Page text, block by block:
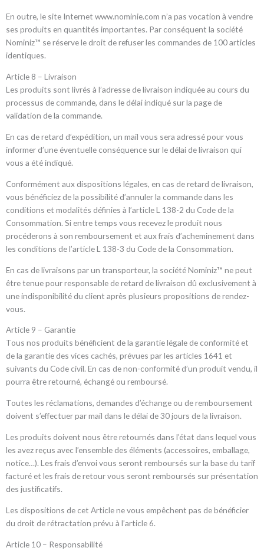
En outre, le site Internet www.nominie.com n’a pas vocation à vendre
ses produits en quantités importantes. Par conséquent la société
Nominiz™ se réserve le droit de refuser les commandes de 100 articles
identiques.
Article 8 – Livraison
Les produits sont livrés à l’adresse de livraison indiquée au cours du
processus de commande, dans le délai indiqué sur la page de
validation de la commande.
En cas de retard d’expédition, un mail vous sera adressé pour vous
informer d’une éventuelle conséquence sur le délai de livraison qui
vous a été indiqué.
Conformément aux dispositions légales, en cas de retard de livraison,
vous bénéficiez de la possibilité d’annuler la commande dans les
conditions et modalités définies à l’article L 138-2 du Code de la
Consommation. Si entre temps vous recevez le produit nous
procéderons à son remboursement et aux frais d’acheminement dans
les conditions de l’article L 138-3 du Code de la Consommation.
En cas de livraisons par un transporteur, la société Nominiz™ ne peut
être tenue pour responsable de retard de livraison dû exclusivement à
une indisponibilité du client après plusieurs propositions de rendez-
vous.
Article 9 – Garantie
Tous nos produits bénéficient de la garantie légale de conformité et
de la garantie des vices cachés, prévues par les articles 1641 et
suivants du Code civil. En cas de non-conformité d’un produit vendu, il
pourra être retourné, échangé ou remboursé.
Toutes les réclamations, demandes d’échange ou de remboursement
doivent s’effectuer par mail dans le délai de 30 jours de la livraison.
Les produits doivent nous être retournés dans l’état dans lequel vous
les avez reçus avec l’ensemble des éléments (accessoires, emballage,
notice…). Les frais d’envoi vous seront remboursés sur la base du tarif
facturé et les frais de retour vous seront remboursés sur présentation
des justificatifs.
Les dispositions de cet Article ne vous empêchent pas de bénéficier
du droit de rétractation prévu à l’article 6.
Article 10 – Responsabilité